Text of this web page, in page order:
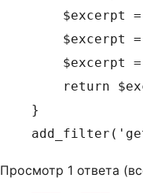
$excerpt
$excerpt
$excerpt
return
}
Просмотр 1 ответа